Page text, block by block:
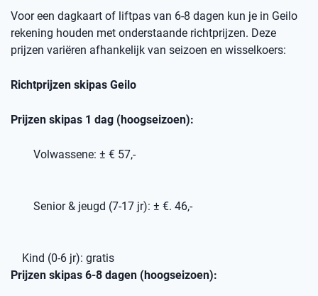
Voor een dagkaart of liftpas van 6-8 dagen kun je in Geilo
rekening houden met onderstaande richtprijzen. Deze
prijzen variëren afhankelijk van seizoen en wisselkoers:
Richtprijzen skipas Geilo
Prijzen skipas 1 dag (hoogseizoen):
Volwassene: ± € 57,-
Senior & jeugd (7-17 jr): ± €. 46,-
Kind (0-6 jr): gratis
Prijzen skipas 6-8 dagen (hoogseizoen):